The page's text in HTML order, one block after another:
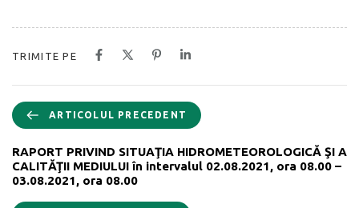
TRIMITE PE
ARTICOLUL PRECEDENT
RAPORT PRIVIND SITUAŢIA HIDROMETEOROLOGICĂ ŞI A
CALITĂŢII MEDIULUI în intervalul 02.08.2021, ora 08.00 –
03.08.2021, ora 08.00